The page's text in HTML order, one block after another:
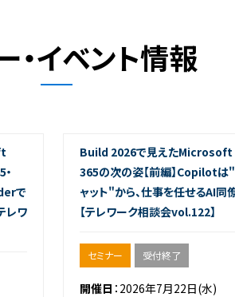
・イベント情報
で
レワ
Build 2026で見えたMicrosoft
365の次の姿【前編】Copilotは
ャット"から、仕事を任せるAI同
【テレワーク相談会vol.122】
セミナー 受付終了
開催日 2026年7月22日(水)